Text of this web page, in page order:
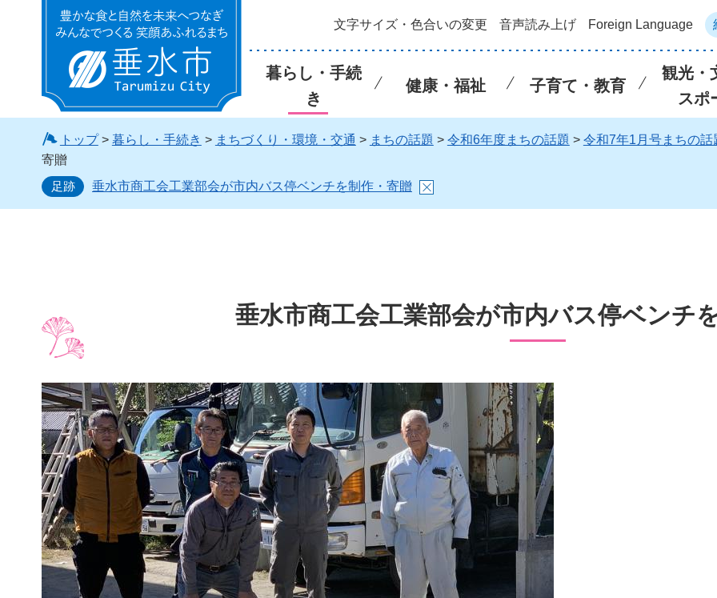
垂水市 文字サイズ・色合いの変更 音声読み上げ Foreign Language
暮らし・手続
き
健康・福祉 子育て・教育
観光・
スポ
トップ> 暮らし・手続き > まちづくり・環境・交通 > まちの話題 > 令和6年度まちの話題 > 令和7年1月号まちの話
寄贈
足跡
垂水市商工会工業部会が市内バス停ベンチを制作・寄贈
垂水市商工会工業部会が市内バス停ベンチ